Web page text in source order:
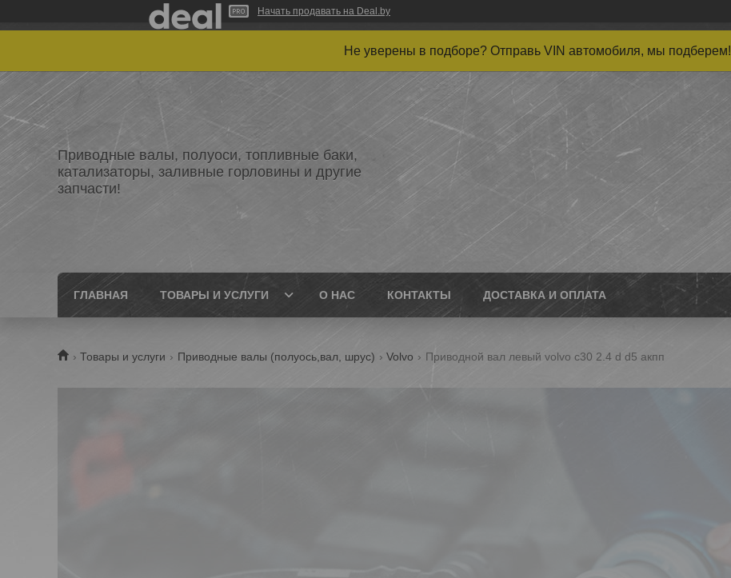
Начать продавать на Deal.by
Не уверены в подборе? Отправь VIN автомобиля, мы подберем!
Приводные валы, полуоси, топливные баки,
катализаторы, заливные горловины и другие
запчасти!
ГЛАВНАЯ ТОВАРЫ И УСЛУГИ О НАС КОНТАКТЫ ДОСТАВКА И ОПЛАТА
Товары и услуги Приводные валы (полуось,вал, шрус) Volvo Приводной вал левый volvo c30 2.4 d d5 акпп